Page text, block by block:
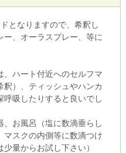
となりますので、希釈し
、オーラスプレー、等に
、ハート付近へのセルフマ
釈）、ティッシュやハンカ
吸したりすると良いでし
お風呂（塩に数滴垂らし
マスクの内側等に数滴つけ
量からお試し下さい）